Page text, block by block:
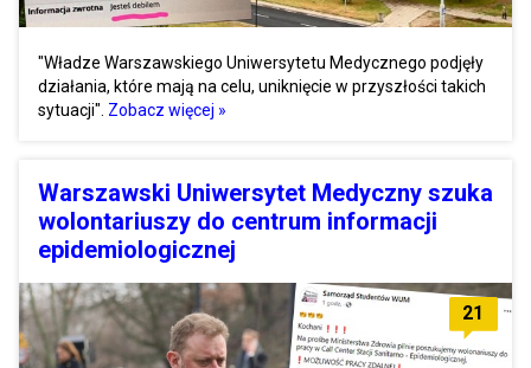
"Władze Warszawskiego Uniwersytetu Medycznego podjęły
działania, które mają na celu, uniknięcie w przyszłości takich
sytuacji". Zobacz więcej »
Warszawski Uniwersytet Medyczny szuka
wolontariuszy do centrum informacji
epidemiologicznej
21